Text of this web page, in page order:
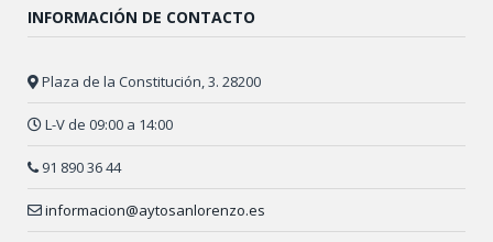
INFORMACIÓN DE CONTACTO
Plaza de la Constitución, 3. 28200
L-V de 09:00 a 14:00
91 890 36 44
informacion@aytosanlorenzo.es